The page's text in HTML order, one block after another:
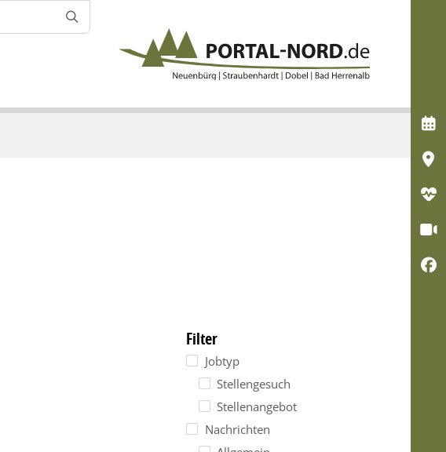

Filter
Jobtyp
Stellengesuch
Stellenangebot
Nachrichten




